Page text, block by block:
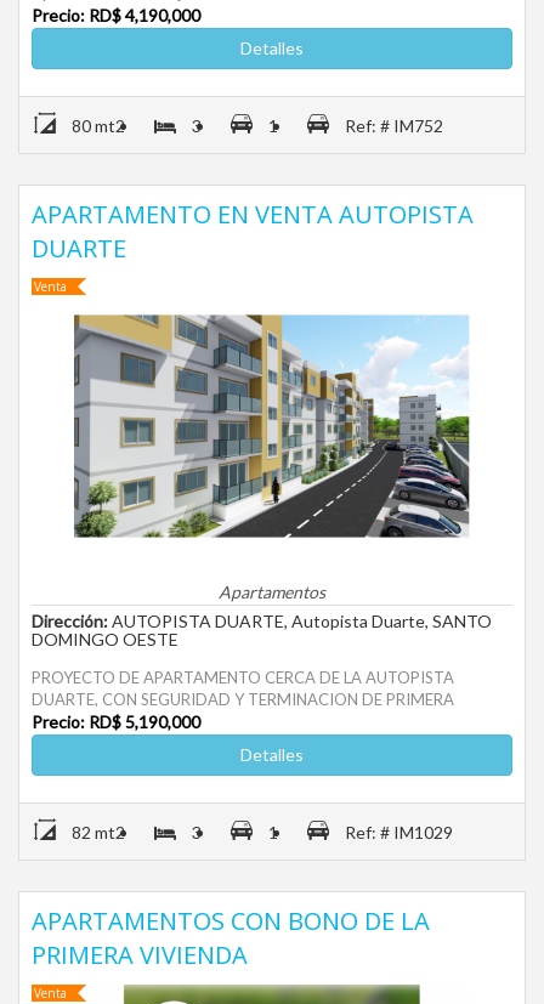
Precio: RD$ 4,190,000
Detalles
80 mt2 3 1 Ref: # IM752
APARTAMENTO EN VENTA AUTOPISTA
DUARTE
Venta
Apartamentos
Dirección:AUTOPISTA DUARTE, Autopista Duarte, SANTO
DOMINGO OESTE
PROYECTO DE APARTAMENTO CERCA DE LA AUTOPISTA
DUARTE, CON SEGURIDAD Y TERMINACION DE PRIMERA
Precio: RD$ 5,190,000
Detalles
82 mt2 3 1 Ref: # IM1029
APARTAMENTOS CON BONO DE LA
PRIMERA VIVIENDA
Venta